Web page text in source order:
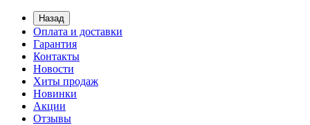
Назад
Оплата и доставки
Гарантия
Контакты
Новости
Хиты продаж
Новинки
Акции
Отзывы